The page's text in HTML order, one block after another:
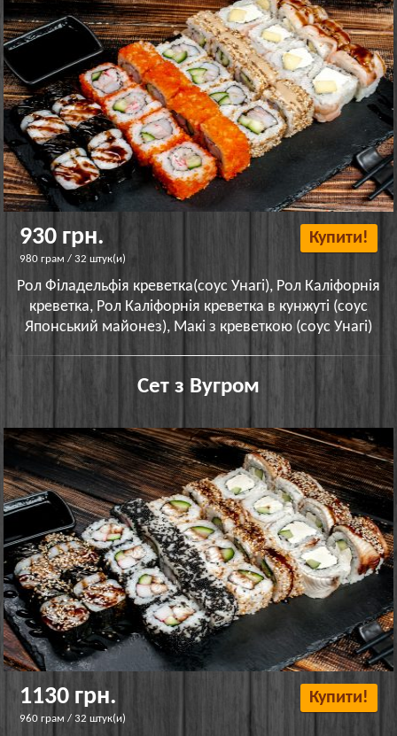
930 грн.
980 грам / 32 штук(и)
Купити!
Рол Філадельфія креветка(соус Унагі), Рол Каліфорнія
креветка, Рол Каліфорнія креветка в кунжуті (соус
Японський майонез), Макі з креветкою (соус Унагі)
Сет з Вугром
1130 грн.
960 грам / 32 штук(и)
Купити!